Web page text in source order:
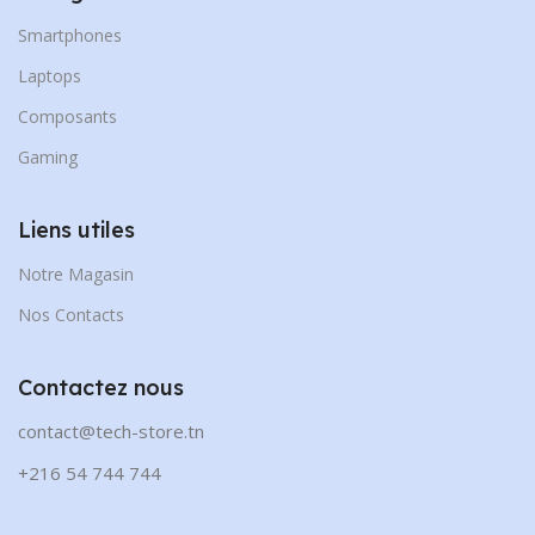
Smartphones
Laptops
Composants
Gaming
Liens utiles
Notre Magasin
Nos Contacts
Contactez nous
contact@tech-store.tn
+216 54 744 744